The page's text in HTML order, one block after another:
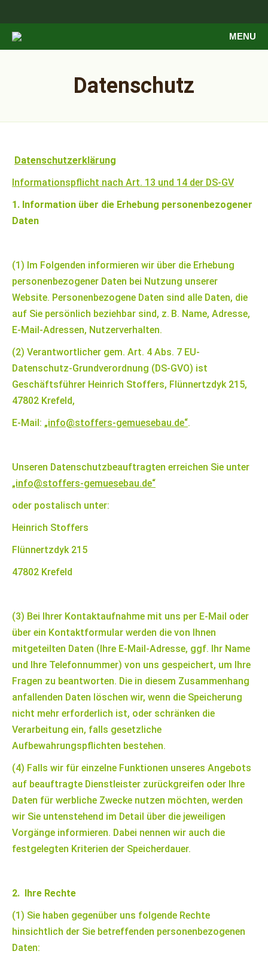
MENU
Datenschutz
Datenschutzerklärung
Informationspflicht nach Art. 13 und 14 der DS-GV
1. Information über die Erhebung personenbezogener
Daten
(1) Im Folgenden informieren wir über die Erhebung
personenbezogener Daten bei Nutzung unserer
Website. Personenbezogene Daten sind alle Daten, die
auf Sie persönlich beziehbar sind, z. B. Name, Adresse,
E-Mail-Adressen, Nutzerverhalten.
(2) Verantwortlicher gem. Art. 4 Abs. 7 EU-
Datenschutz-Grundverordnung (DS-GVO) ist
Geschäftsführer Heinrich Stoffers, Flünnertzdyk 215,
47802 Krefeld,
E-Mail: „info@stoffers-gemuesebau.de“.
Unseren Datenschutzbeauftragten erreichen Sie unter
„info@stoffers-gemuesebau.de“
oder postalisch unter:
Heinrich Stoffers
Flünnertzdyk 215
47802 Krefeld
(3) Bei Ihrer Kontaktaufnahme mit uns per E-Mail oder
über ein Kontaktformular werden die von Ihnen
mitgeteilten Daten (Ihre E-Mail-Adresse, ggf. Ihr Name
und Ihre Telefonnummer) von uns gespeichert, um Ihre
Fragen zu beantworten. Die in diesem Zusammenhang
anfallenden Daten löschen wir, wenn die Speicherung
nicht mehr erforderlich ist, oder schränken die
Verarbeitung ein, falls gesetzliche
Aufbewahrungspflichten bestehen.
(4) Falls wir für einzelne Funktionen unseres Angebots
auf beauftragte Dienstleister zurückgreifen oder Ihre
Daten für werbliche Zwecke nutzen möchten, werden
wir Sie untenstehend im Detail über die jeweiligen
Vorgänge informieren. Dabei nennen wir auch die
festgelegten Kriterien der Speicherdauer.
2. Ihre Rechte
(1) Sie haben gegenüber uns folgende Rechte
hinsichtlich der Sie betreffenden personenbezogenen
Daten: